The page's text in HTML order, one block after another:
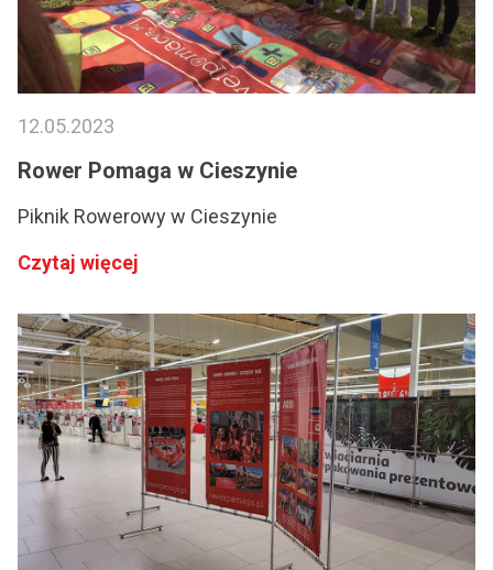
12.05.2023
Rower Pomaga w Cieszynie
Piknik Rowerowy w Cieszynie
Czytaj więcej